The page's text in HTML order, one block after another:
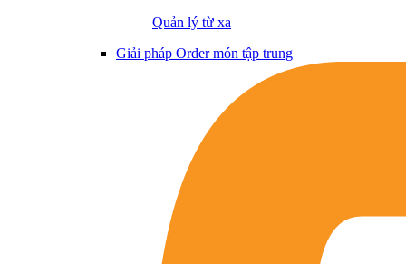
Quản lý từ xa
Giải pháp Order món tập trung